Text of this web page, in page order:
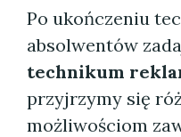
Po ukończeniu
absolwentów
technikum
przyjrzymy się
możliwościom